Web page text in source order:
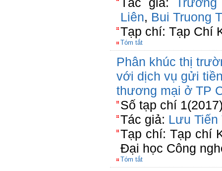
Liên, Bui Truong
Tạp chí: Tạp Chí
Tóm tắt
Phân khúc thị
với dịch vụ gửi
thương mại ở TP
Số tạp chí
Tác giả: Lưu Tiến
Tạp chí: Tạp chí
Đại học Công
Tóm tắt